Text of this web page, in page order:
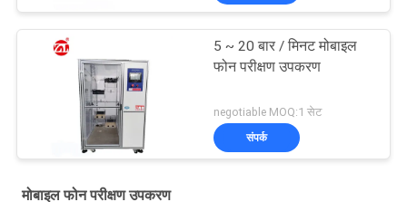
5 ~ 20 बार / मिनट मोबाइल
फोन परीक्षण उपकरण
negotiable MOQ:1 सेट
संपर्क
मोबाइल फोन परीक्षण उपकरण